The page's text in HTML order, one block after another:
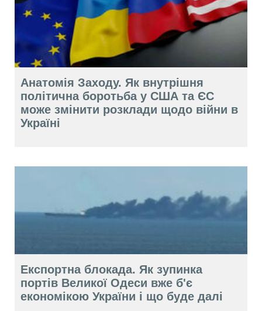
Анатомія Заходу. Як внутрішня
політична боротьба у США та ЄС
може змінити розклади щодо війни в
Україні
Експортна блокада. Як зупинка
портів Великої Одеси вже б'є
економікою України і що буде далі